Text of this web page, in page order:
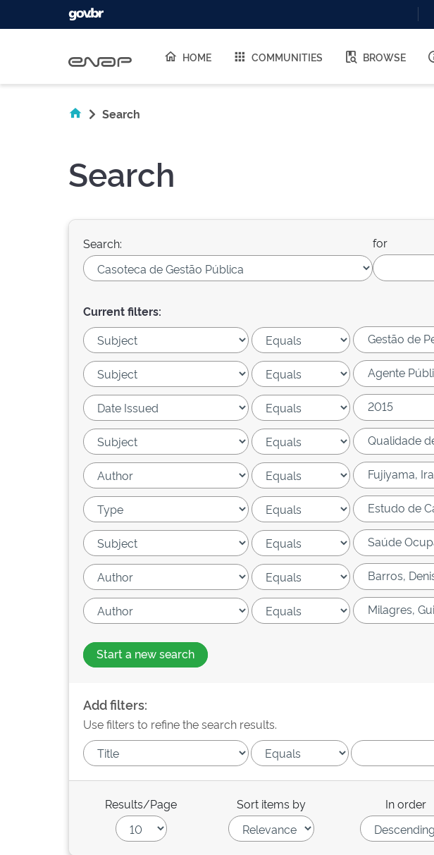
HOME COMMUNITIES BROWSE
Search
Search
Search: for
Current filters:
Start a new search
Add filters:
Use filters to refine the search results.
Results/Page Sort items by In order